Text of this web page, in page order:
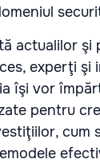
actualilor
experţi şi
îşi vor
pentru
cum